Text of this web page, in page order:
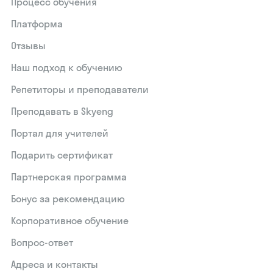
Платформа
Отзывы
Наш подход к обучению
Репетиторы и преподаватели
Преподавать в Skyeng
Портал для учителей
Подарить сертификат
Партнерская программа
Бонус за рекомендацию
Корпоративное обучение
Вопрос-ответ
Адреса и контакты